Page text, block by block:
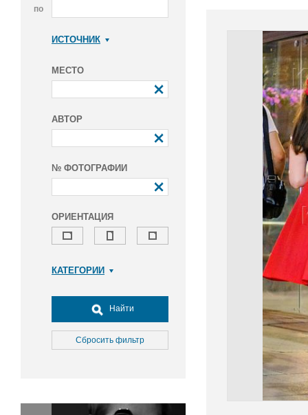
по
ИСТОЧНИК
МЕСТО
АВТОР
№ ФОТОГРАФИИ
ОРИЕНТАЦИЯ
КАТЕГОРИИ
Досуг, туризм и отдых
Культура
Медицина
Окружающая среда
Найти
Сбросить фильтр